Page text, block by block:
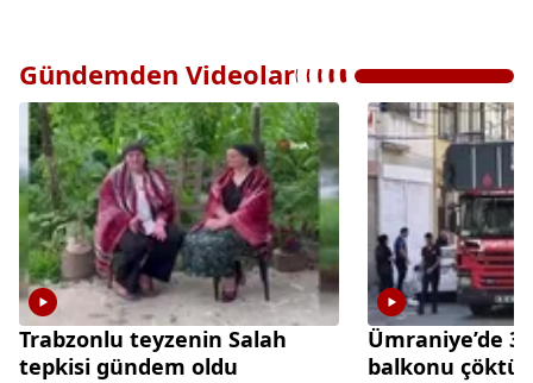
Gündemden Videolar
Trabzonlu teyzenin Salah
tepkisi gündem oldu
Ümraniye’de 3
balkonu çöktü